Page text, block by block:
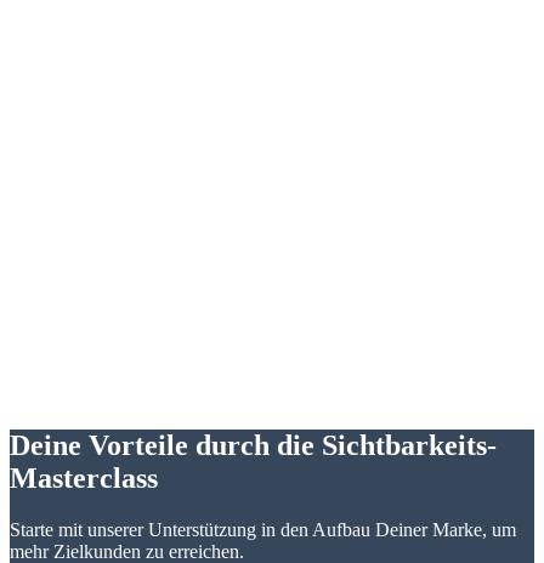
Deine Vorteile durch die Sichtbarkeits-
Masterclass
Starte mit unserer Unterstützung in den Aufbau Deiner Marke, um
mehr Zielkunden zu erreichen.